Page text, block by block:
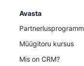
Avasta
Partnerlusprogramm
Müügitoru kursus
Mis on CRM?